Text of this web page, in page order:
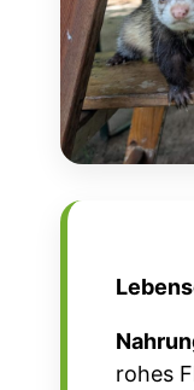
rohes